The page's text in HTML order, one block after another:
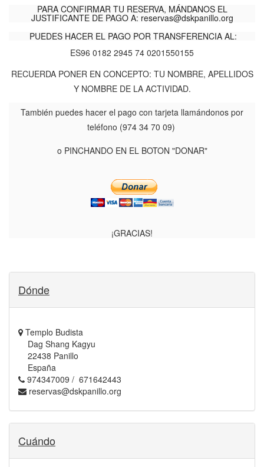
PARA CONFIRMAR TU RESERVA, MÁNDANOS EL
JUSTIFICANTE DE PAGO A: reservas@dskpanillo.org
PUEDES HACER EL PAGO POR TRANSFERENCIA AL:
ES96 0182 2945 74 0201550155
RECUERDA PONER EN CONCEPTO: TU NOMBRE, APELLIDOS
Y NOMBRE DE LA ACTIVIDAD.
También puedes hacer el pago con tarjeta llamándonos por
teléfono (974 34 70 09)
o PINCHANDO EN EL BOTON "DONAR"
¡GRACIAS!
Dónde
Templo Budista
Dag Shang Kagyu
22438 Panillo
España
974347009 / 671642443
reservas@dskpanillo.org
Cuándo